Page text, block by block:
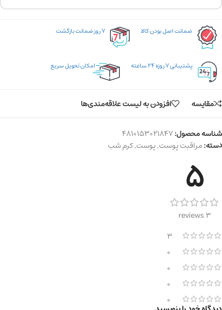
ضمانت اصل بودن کالا ۷ روز ضمانت بازگشت
پشتیبانی ۷ روزه ۲۴ ساعته امکان تحویل سریع
مقایسه افزودن به لیست علاقه‌مندی‌ها
شناسه محصول:4810153021847
دسته:مراقبت پوست,پوست,کرم شب
5
3 reviews
3
0
0
0
0